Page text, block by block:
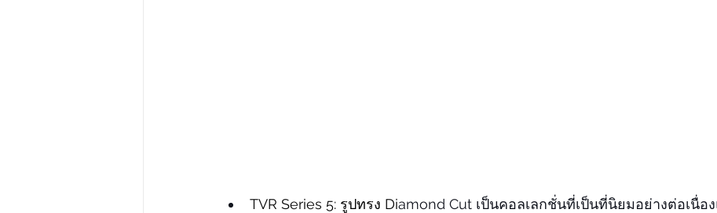
TVR Series 5: รูปทรง Diamond Cut เป็นคอลเลกชั่นที่เป็นที่นิยมอย่างต่อเนื่อ